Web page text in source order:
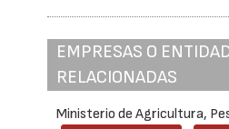
EMPRESAS O
RELACIONADAS
Ministerio de Agricultura,